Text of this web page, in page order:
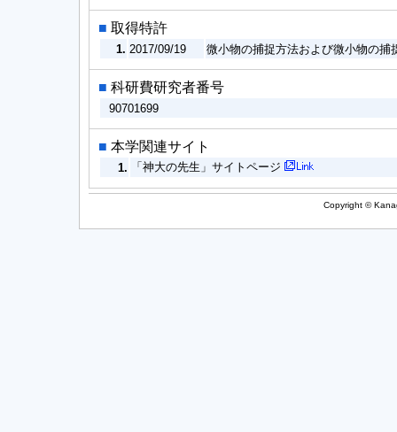
■ 取得特許
1. 2017/09/19 微小物の捕捉方法および微小物の捕
■ 科研費研究者番号
90701699
■ 本学関連サイト
1. 「神大の先生」サイトページ
Copyright ©